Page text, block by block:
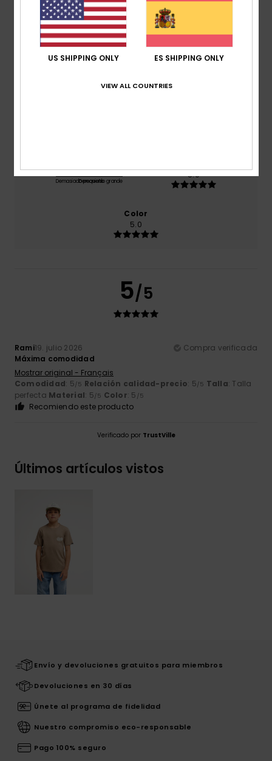
basado en1 reseñas verificadasdesde julio 2026
El 100% de nuestros clientes recomiendan este
producto
Comodidad
Demasiado pequeño
Demasiado grande
5.0
Color
5.0
5/5
Rami19. julio 2026
Compra verificada
Máxima comodidad
Mostrar original - Français
Comodidad: 5/5 Relación calidad-precio: 5/5 Talla: Talla
perfecta Material: 5/5 Color: 5 /5
Recomiendo este producto
Verificado por TrustVille
Últimos artículos vistos
Envío y devoluciones gratuitos para miembros
Devoluciones en 30 días
Únete al programa de fidelidad
Nuestro compromiso eco-responsable
Pago 100% seguro
US SHIPPING ONLY ES SHIPPING ONLY
VIEW ALL COUNTRIES